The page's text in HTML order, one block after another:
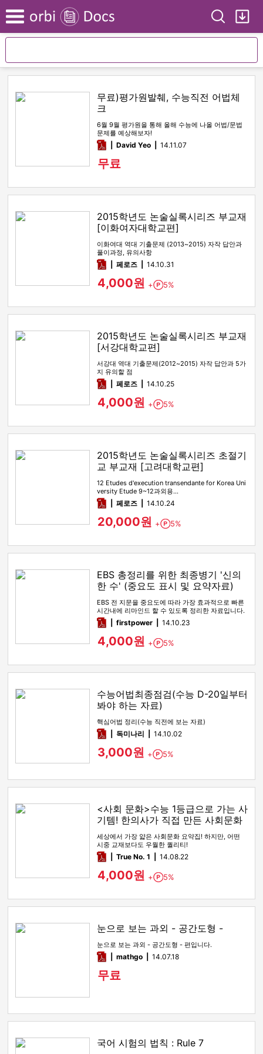
Menu Search
무료)평가원발췌, 수능직전 어법체
크
6월 9월 평가원을 통해 올해 수능에 나올 어법/문법
문제를 예상해보자!
pdfDavid Yeo 14.11.07
무료
2015학년도 논술실록시리즈 부교재
[이화여자대학교편]
이화여대 역대 기출문제 (2013~2015) 자작 답안과
풀이과정, 유의사항
pdf페로즈 14.10.31
4,000원 + Point
5%
2015학년도 논술실록시리즈 부교재
[서강대학교편]
서강대 역대 기출문제(2012~2015) 자작 답안과 5가
지 유의할 점
pdf페로즈 14.10.25
4,000원 + Point
5%
2015학년도 논술실록시리즈 초절기
교 부교재 [고려대학교편]
12 Etudes d'execution transendante for Korea Uni
versity Etude 9~12과외용…
pdf페로즈 14.10.24
20,000원 + Point
5%
EBS 총정리를 위한 최종병기 '신의
한 수' (중요도 표시 및 요약자료)
EBS 전 지문을 중요도에 따라 가장 효과적으로 빠른
시간내에 리마인드 할 수 있도록 정리한 자료입니다.
맛보기에 수능완성 …
pdffirstpower 14.10.23
4,000원 + Point
5%
수능어법최종점검(수능 D-20일부터
봐야 하는 자료)
핵심어법 정리(수능 직전에 보는 자료)
pdf독미나리 14.10.02
3,000원 + Point
5%
<사회 문화>수능 1등급으로 가는 사
기템! 한의사가 직접 만든 사회문화
족보!
세상에서 가장 얇은 사회문화 요약집! 하지만, 어떤
시중 교재보다도 우월한 퀄리티!
pdfTrue No. 1 14.08.22
4,000원 + Point
5%
눈으로 보는 과외 - 공간도형 -
눈으로 보는 과외 - 공간도형 - 편입니다.
pdfmathgo 14.07.18
무료
국어 시험의 법칙 : Rule 7